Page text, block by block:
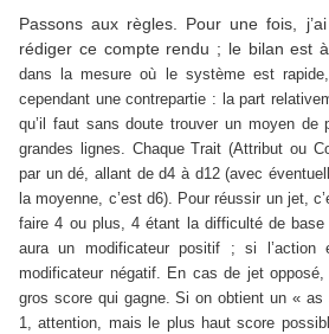
Passons aux règles. Pour une fois,
rédiger ce compte rendu ; le bilan est
dans la mesure où le système est
cependant une contrepartie : la part
qu’il faut sans doute trouver un moyen de
grandes lignes. Chaque Trait (Attribut ou
par un dé, allant de d4 à d12 (avec
la moyenne, c’est d6). Pour réussir un jet,
faire 4 ou plus, 4 étant la difficulté de
aura un modificateur positif ; si
modificateur négatif. En cas de jet
gros score qui gagne. Si on obtient un « as
1, attention, mais le plus haut score